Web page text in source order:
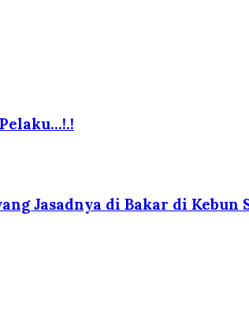
Jasadnya di Bakar di Kebun